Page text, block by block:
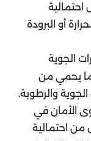
احتمالية
أو البرودة
الجوية
يحمي من
والرطوبة.
الأمان في
من احتمالية